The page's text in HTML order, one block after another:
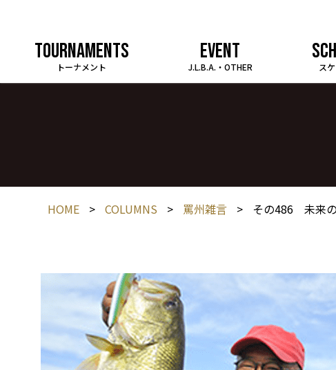
TOURNAMENTS
トーナメント
EVENT
J.L.B.A.・OTHER ス
HOME > COLUMNS > 罵州雑言 > その486 未来